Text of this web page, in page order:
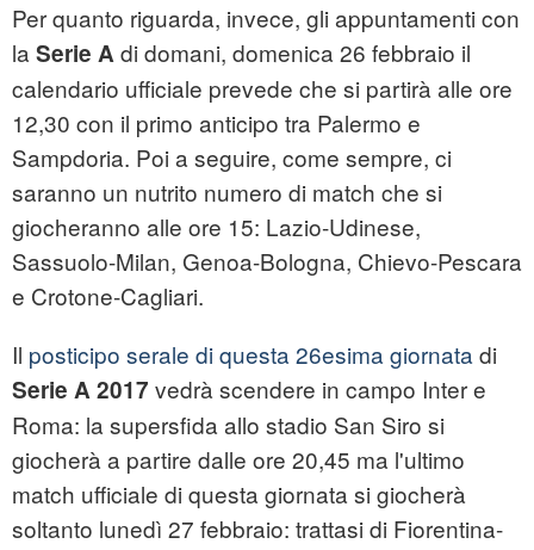
Per quanto riguarda, invece, gli appuntamenti con
la Serie Adi domani, domenica 26 febbraio il
calendario ufficiale prevede che si partirà alle ore
12,30 con il primo anticipo tra Palermo e
Sampdoria. Poi a seguire, come sempre, ci
saranno un nutrito numero di match che si
giocheranno alle ore 15: Lazio-Udinese,
Sassuolo-Milan, Genoa-Bologna, Chievo-Pescara
e Crotone-Cagliari.
Il posticipo serale di questa 26esima giornata di
Serie A 2017 vedrà scendere in campo Inter e
Roma: la supersfida allo stadio San Siro si
giocherà a partire dalle ore 20,45 ma l'ultimo
match ufficiale di questa giornata si giocherà
soltanto lunedì 27 febbraio: trattasi di Fiorentina-